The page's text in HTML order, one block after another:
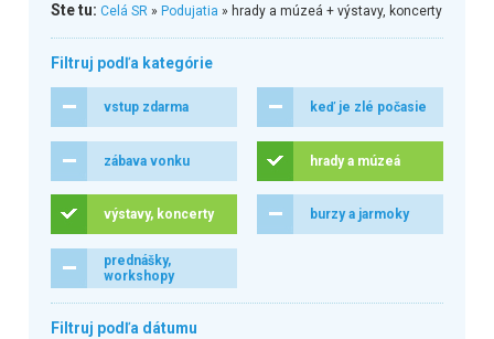
Ste tu: Celá SR» Podujatia » hrady a múzeá + výstavy, koncerty
Filtruj podľa kategórie
vstup zdarma keď je zlé počasie
zábava vonku hrady a múzeá
výstavy, koncerty burzy a jarmoky
prednášky,
workshopy
Filtruj podľa dátumu